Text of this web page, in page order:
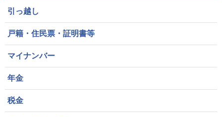
引っ越し
戸籍・住民票・証明書等
マイナンバー
年金
税金